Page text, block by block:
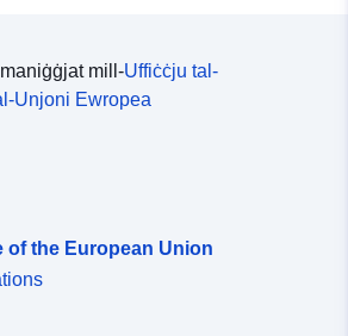
mill-Uffiċċju tal-
Unjoni Ewropea
of the European Union